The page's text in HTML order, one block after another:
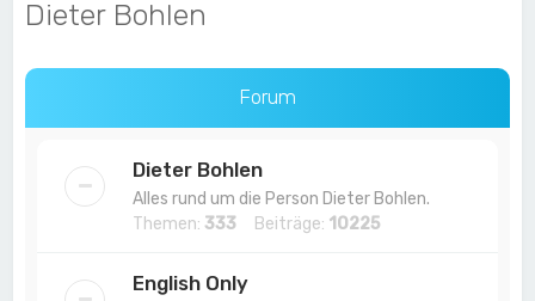
e
Dieter Bohlen
Forum
Dieter Bohlen
Alles rund um die Person Dieter Bohlen.
Themen: 333 Beiträge: 10225
English Only